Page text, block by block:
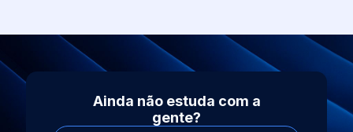
Ainda não estuda com a
gente?